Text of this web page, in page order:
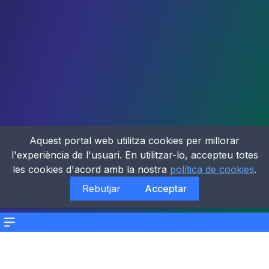
Menu
Aquest portal web utilitza cookies per millorar
l'experiència de l'usuari. En utilitzar-lo, accepteu totes
les cookies d'acord amb la nostra política de cookies.
Rebutjar
Acceptar